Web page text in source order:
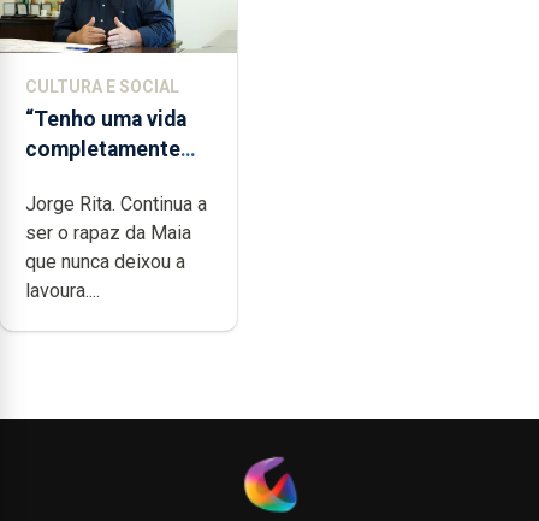
CULTURA E SOCIAL
“Tenho uma vida
completamente
dedicação, gosto e
muita paixão”
Jorge Rita. Continua a
ser o rapaz da Maia
que nunca deixou a
lavoura....